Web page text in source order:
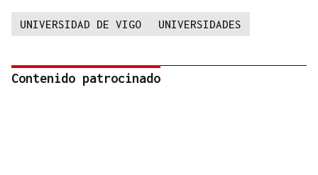
UNIVERSIDAD DE VIGO UNIVERSIDADES
Contenido patrocinado